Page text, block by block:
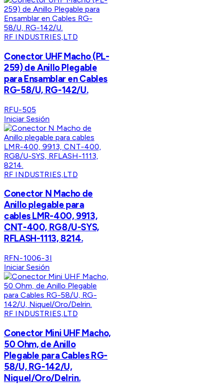
RF INDUSTRIES,LTD
Conector UHF Macho (PL-
259) de Anillo Plegable
para Ensamblar en Cables
RG-58/U, RG-142/U.
RFU-505
Iniciar Sesión
RF INDUSTRIES,LTD
Conector N Macho de
Anillo plegable para
cables LMR-400, 9913,
CNT-400, RG8/U-SYS,
RFLASH-1113, 8214.
RFN-1006-3I
Iniciar Sesión
RF INDUSTRIES,LTD
Conector Mini UHF Macho,
50 Ohm, de Anillo
Plegable para Cables RG-
58/U, RG-142/U,
Niquel/Oro/Delrin.